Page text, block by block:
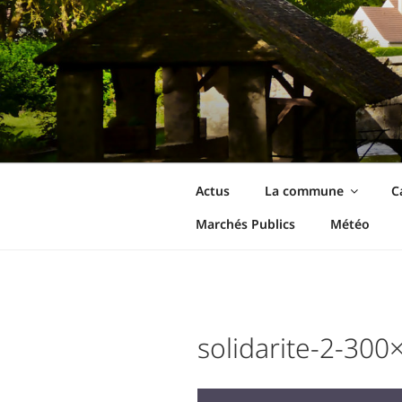
Aller
au
contenu
principal
Ormoy-La-
Le site de votre commune
Actus La commune
Marchés Publics
Météo
solidarite-2-